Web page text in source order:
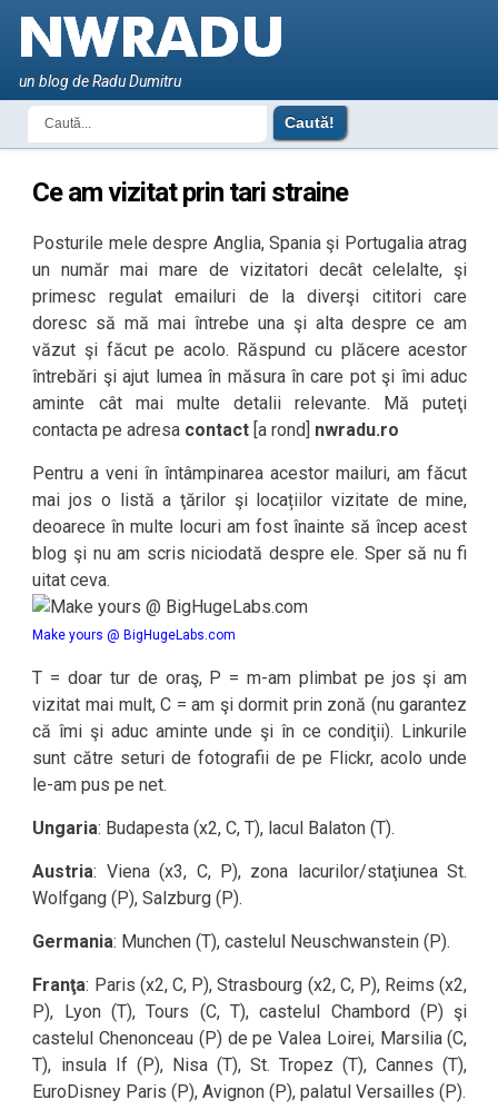
un blog de Radu Dumitru
Ce am vizitat prin tari straine
Posturile mele despre Anglia, Spania şi Portugalia atrag
un număr mai mare de vizitatori decât celelalte, şi
primesc regulat emailuri de la diverşi cititori care
doresc să mă mai întrebe una şi alta despre ce am
văzut şi făcut pe acolo. Răspund cu plăcere acestor
întrebări şi ajut lumea în măsura în care pot şi îmi aduc
aminte cât mai multe detalii relevante. Mă puteţi
contacta pe adresa contact [a rond] nwradu.ro
Pentru a veni în întâmpinarea acestor mailuri, am făcut
mai jos o listă a ţărilor şi locațiilor vizitate de mine,
deoarece în multe locuri am fost înainte să încep acest
blog şi nu am scris niciodată despre ele. Sper să nu fi
uitat ceva.
Make yours @ BigHugeLabs.com
T = doar tur de oraş, P = m-am plimbat pe jos şi am
vizitat mai mult, C = am şi dormit prin zonă (nu garantez
că îmi şi aduc aminte unde şi în ce condiţii). Linkurile
sunt către seturi de fotografii de pe Flickr, acolo unde
le-am pus pe net.
Ungaria: Budapesta (x2, C, T), lacul Balaton (T).
Austria: Viena (x3, C, P), zona lacurilor/staţiunea St.
Wolfgang (P), Salzburg (P).
Germania: Munchen (T), castelul Neuschwanstein (P).
Franţa: Paris (x2, C, P), Strasbourg (x2, C, P), Reims (x2,
P), Lyon (T), Tours (C, T), castelul Chambord (P) şi
castelul Chenonceau (P) de pe Valea Loirei, Marsilia (C,
T), insula If (P), Nisa (T), St. Tropez (T), Cannes (T),
EuroDisney Paris (P), Avignon (P), palatul Versailles (P).